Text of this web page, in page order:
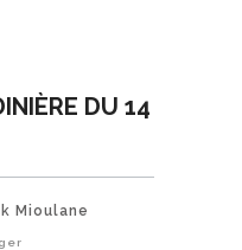
DU 14
Mioulane